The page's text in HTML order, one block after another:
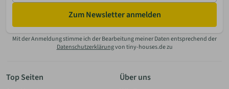
Zum Newsletter anmelden
Mit der Anmeldung stimme ich der Bearbeitung meiner Daten entsprechend der
Datenschutzerklärungvon tiny-houses.de zu
Top Seiten
Über uns